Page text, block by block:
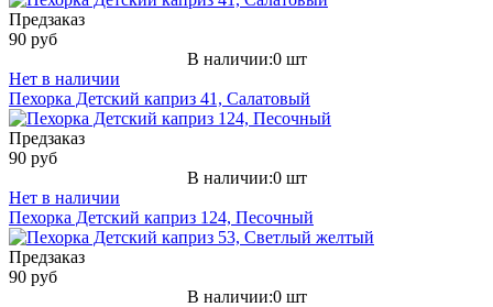
Предзаказ
90 руб
В наличии:0 шт
Нет в наличии
Пехорка Детский каприз 41, Салатовый
Предзаказ
90 руб
В наличии:0 шт
Нет в наличии
Пехорка Детский каприз 124, Песочный
Предзаказ
90 руб
В наличии:0 шт